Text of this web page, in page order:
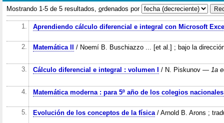
Mostrando 1-5 de 5 resultados, ordenados por
1. Aprendiendo cálculo diferencial e integral con Microsoft
2. Matemática II / Noemí B. Buschiazzo ... [et al.] ; bajo la
3. Cálculo diferencial e integral : volumen I / N. Piskunov— 1a
4. Matemática moderna : para 5º año de los colegios
5. Evolución de los conceptos de la física/ Arnold B. Arons ;